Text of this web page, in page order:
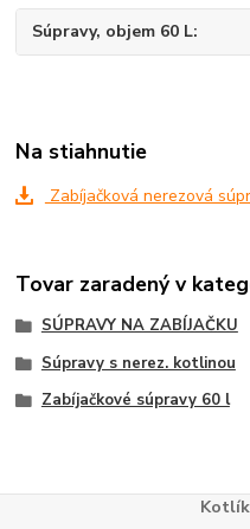
Súpravy, objem 60 L
Na stiahnutie
Zabíjačková nerezová
Tovar zaradený v
SÚPRAVY NA ZABÍJAČKU
Súpravy s nerez. kotlinou
Zabíjačkové súpravy 60 l